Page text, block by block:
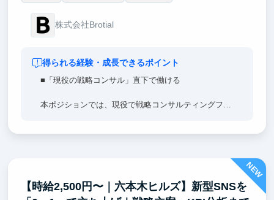
株式会社Brotial
得られる経験・成長できるポイント
■「現役の戦略コンサル」直下で働ける
本ポジションでは、現役で戦略コンサルティングファ
思決定するか」を、隣で見て・任されながら学べる環
NEW
【時給2,500円〜｜六本木ヒルズ】新型SNSを